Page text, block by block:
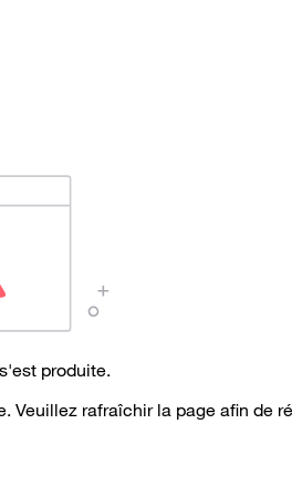
produite.
Veuillez rafraîchir la page afin de